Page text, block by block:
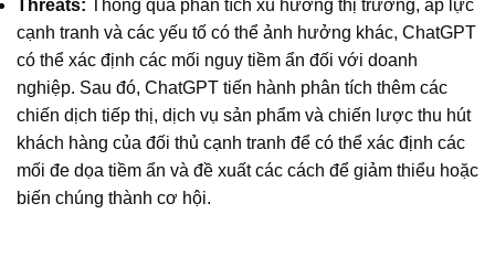
Threats: Thông qua phân tích xu hướng thị trường, áp lực
cạnh tranh và các yếu tố có thể ảnh hưởng khác, ChatGPT
có thể xác định các mối nguy tiềm ẩn đối với doanh
nghiệp. Sau đó, ChatGPT tiến hành phân tích thêm các
chiến dịch tiếp thị, dịch vụ sản phẩm và chiến lược thu hút
khách hàng của đối thủ cạnh tranh để có thể xác định các
mối đe dọa tiềm ẩn và đề xuất các cách để giảm thiểu hoặc
biến chúng thành cơ hội.